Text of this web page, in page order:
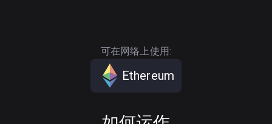
可在网络上使用:
Ethereum